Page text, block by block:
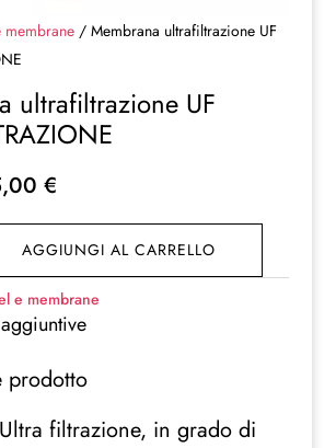
membrane/ Membrana ultrafiltrazione UF
ultrafiltrazione UF
€.
€Il
attuale
è:
15,00 €.
AGGIUNGI AL CARRELLO
e membrane
prodotto
filtrazione, in grado di